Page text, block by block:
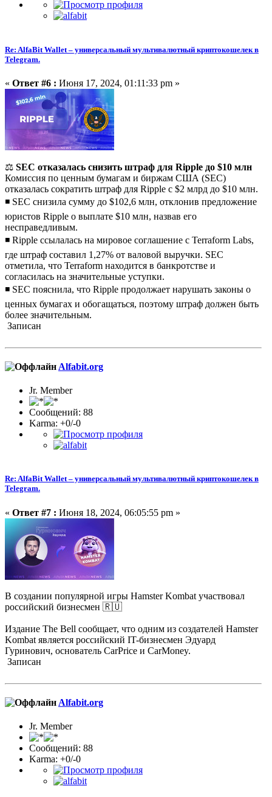
Re: AlfaBit Wallet – универсальный мультивалютный криптокошелек в
Telegram.
« Ответ #6 : Июня 17, 2024, 01:11:33 pm »
⚖️ SEC отказалась снизить штраф для Ripple до $10 млн
Комиссия по ценным бумагам и биржам США (SEC)
отказалась сократить штраф для Ripple с $2 млрд до $10 млн.
◾️ SEC снизила сумму до $102,6 млн, отклонив предложение
юристов Ripple о выплате $10 млн, назвав его
несправедливым.
◾️ Ripple ссылалась на мировое соглашение с Terraform Labs,
где штраф составил 1,27% от валовой выручки. SEC
отметила, что Terraform находится в банкротстве и
согласилась на значительные уступки.
◾️ SEC пояснила, что Ripple продолжает нарушать законы о
ценных бумагах и обогащаться, поэтому штраф должен быть
более значительным.
Записан
Alfabit.org
Jr. Member
Сообщений: 88
Karma: +0/-0
Re: AlfaBit Wallet – универсальный мультивалютный криптокошелек в
Telegram.
« Ответ #7 : Июня 18, 2024, 06:05:55 pm »
В создании популярной игры Hamster Kombat участвовал
российский бизнесмен 🇷🇺
Издание The Bell сообщает, что одним из создателей Hamster
Kombat является российский IT-бизнесмен Эдуард
Гуринович, основатель CarPrice и CarMoney.
Записан
Alfabit.org
Jr. Member
Сообщений: 88
Karma: +0/-0